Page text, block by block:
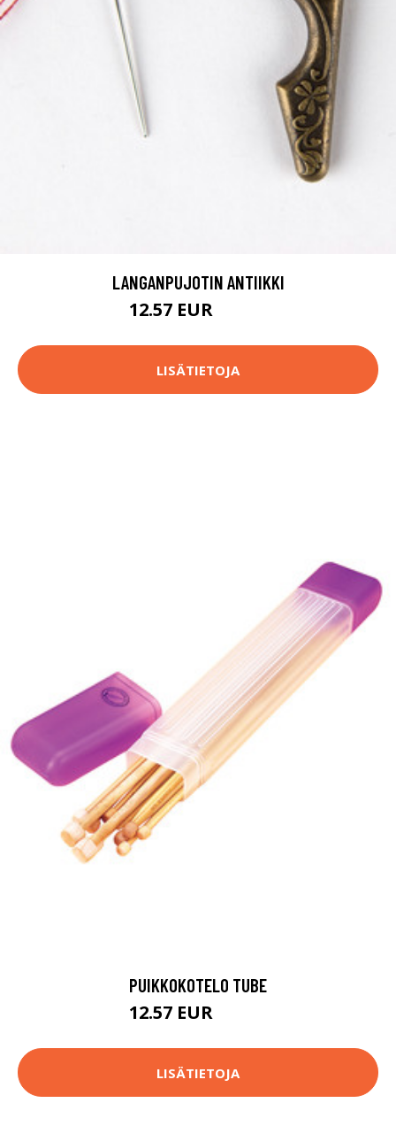
LANGANPUJOTIN ANTIIKKI
12.57 EUR
LISÄTIETOJA
PUIKKOKOTELO TUBE
12.57 EUR
LISÄTIETOJA